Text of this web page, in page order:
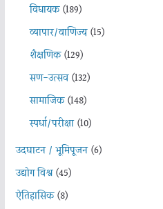
विधायक(189)
व्यापार/वाणिज्य(15)
शैक्षणिक(129)
सण-उत्सव(132)
सामाजिक(148)
स्पर्धा/परीक्षा(10)
उदघाटन / भूमिपूजन(6)
उद्योग विश्व(45)
ऐतिहासिक(8)